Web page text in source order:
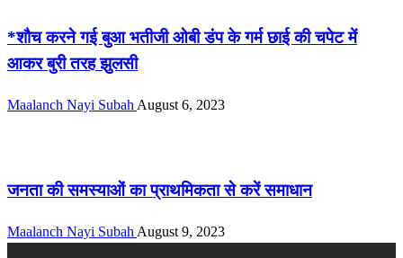
*शौच करने गई बुआ भतीजी ओबी डंप के गर्म छाई की चपेट में
आकर बुरी तरह झुलसी
Maalanch Nayi Subah August 6, 2023
जनता की समस्याओं का प्राथमिकता से करें समाधान
Maalanch Nayi Subah August 9, 2023